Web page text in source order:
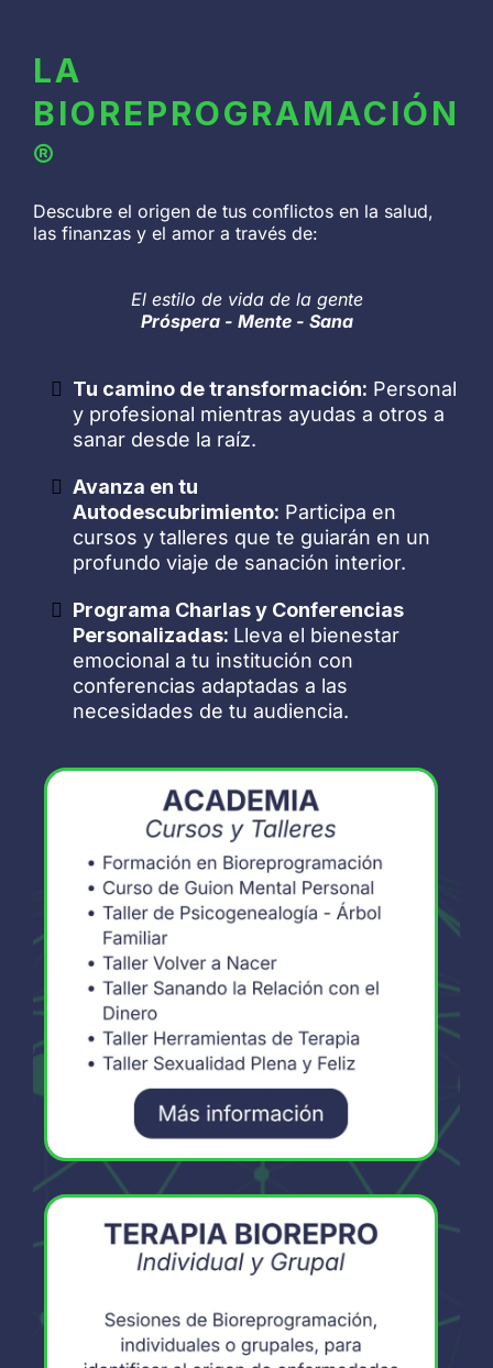
LA
BIOREPROGRAMACIÓN
®
Descubre el origen de tus conflictos en la salud,
las finanzas y el amor a través de:
El estilo de vida de la gente
Próspera - Mente - Sana
Tu camino de transformación: Personal
y profesional mientras ayudas a otros a
sanar desde la raíz.
Avanza en tu
Autodescubrimiento: Participa en
cursos y talleres que te guiarán en un
profundo viaje de sanación interior.
Programa Charlas y Conferencias
Personalizadas: Lleva el bienestar
emocional a tu institución con
conferencias adaptadas a las
necesidades de tu audiencia.